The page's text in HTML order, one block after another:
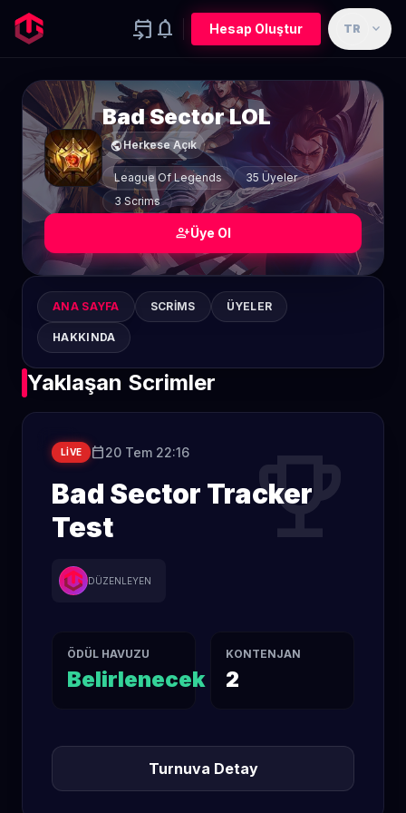
event_upcoming notifications Hesap Oluştur TR expand_more
Bad Sector LOL
publicHerkese Açık
League Of Legends
35 Üyeler
3 Scrims
person_addÜye Ol
ANA SAYFA SCRIMS ÜYELER
HAKKINDA
Yaklaşan Scrimler
trophy
LIVE calendar_today20 Tem 22:16
Bad Sector Tracker
Test
DÜZENLEYEN
ÖDÜL HAVUZU
Belirlenecek
KONTENJAN
2
Turnuva Detay